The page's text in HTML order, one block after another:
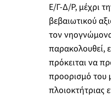
Ε/Γ-Δ/Ρ, μέχρι
βεβαιωτικού
τον
παρακολουθεί,
πρόκειται να
προορισμό του
πλοιοκτήτριας